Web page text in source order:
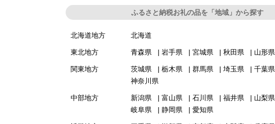
ふるさと納税お礼の品を「地域」から探す
北海道地方 北海道
東北地方 青森県 岩手県 宮城県 秋田県 山形県
関東地方 茨城県 栃木県 群馬県 埼玉県 千葉県
神奈川県
中部地方 新潟県 富山県 石川県 福井県 山梨県
岐阜県
静岡県 愛知県